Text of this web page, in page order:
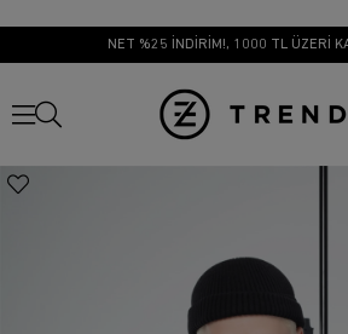
NET %25 İNDİRİM!, 1000 TL ÜZERİ